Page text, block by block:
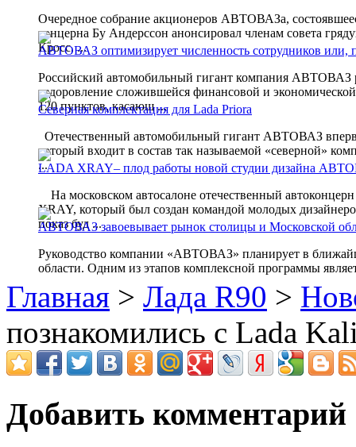
Очередное собрание акционеров АВТОВАЗа,
концерна Бу Андерссон анонсировал членам совета
Кросс. ...
АВТОВАЗ оптимизирует численность сотрудников или,
Российский автомобильный гигант компания АВТОВАЗ
оздоровление сложившейся финансовой и
120 пунктов, касающ ...
Северная комплектация для Lada Priora
Отечественный автомобильный гигант АВТОВАЗ
который входит в состав так называемой «северной»
...
LADA XRAY– плод работы новой студии дизайна
На московском автосалоне отечественный
XRAY, который был создан командой молодых
показ буд ...
АВТОВАЗ завоевывает рынок столицы и Московской
Руководство компании «АВТОВАЗ» планирует в
области. Одним из этапов комплексной программы
Главная > Лада R90 >
познакомились с Lada
Добавить комментарий